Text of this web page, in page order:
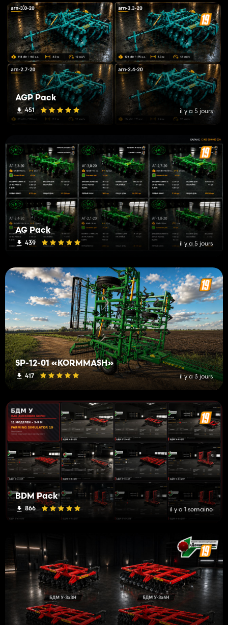
AGP Pack
451 il y a 5 jours
AG Pack
439 il y a 5 jours
SP-12-01 «KORMMASH»
417 il y a 3 jours
BDM Pack
866 il y a 1 semaine